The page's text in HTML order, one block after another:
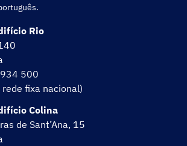
Rio
500
fixa nacional)
Colina
de Sant’Ana, 15